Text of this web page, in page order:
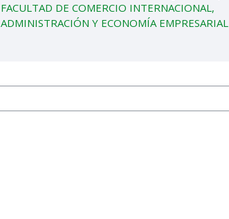
FACULTAD DE COMERCIO INTERNACIONAL,
ADMINISTRACIÓN Y ECONOMÍA EMPRESARIAL